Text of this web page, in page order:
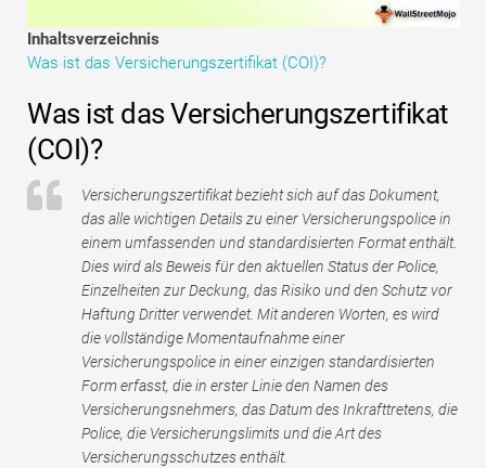
Vollständige Form
Risikomanagement-Tutorials
Inhaltsverzeichnis
Was ist das Versicherungszertifikat (COI)?
Was ist das Versicherungszertifikat
(COI)?
Versicherungszertifikat bezieht sich auf das Dokument,
das alle wichtigen Details zu einer Versicherungspolice in
einem umfassenden und standardisierten Format enthält.
Dies wird als Beweis für den aktuellen Status der Police,
Einzelheiten zur Deckung, das Risiko und den Schutz vor
Haftung Dritter verwendet. Mit anderen Worten, es wird
die vollständige Momentaufnahme einer
Versicherungspolice in einer einzigen standardisierten
Form erfasst, die in erster Linie den Namen des
Versicherungsnehmers, das Datum des Inkrafttretens, die
Police, die Versicherungslimits und die Art des
Versicherungsschutzes enthält.